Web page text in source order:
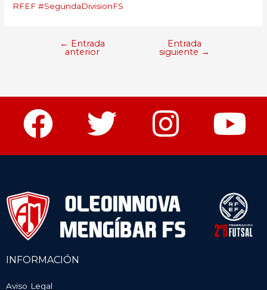
RFEF #SegundaDivisionFS
← Entrada
anterior
Entrada
siguiente →
INFORMACIÓN
Aviso Legal